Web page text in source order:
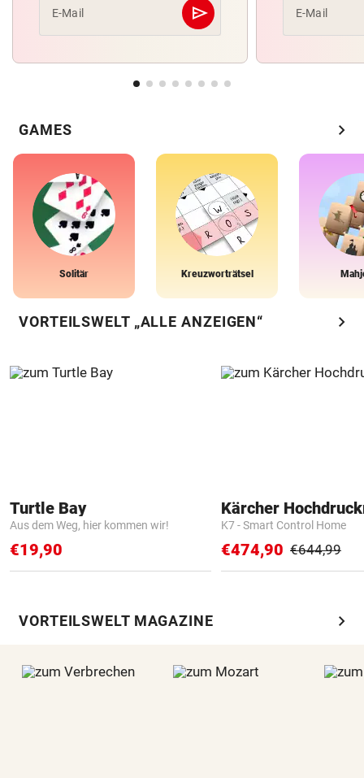
E-Mail send
Abschicken E-Mail
GAMES chevron_right
Solitär Kreuzworträtsel
VORTEILSWELT „ALLE ANZEIGEN“ chevron_right
Turtle Bay
Aus dem Weg, hier kommen wir!
€19,90
Kärcher
K7 - Smart Control Home
€474,90 €644,99
VORTEILSWELT MAGAZINE chevron_right